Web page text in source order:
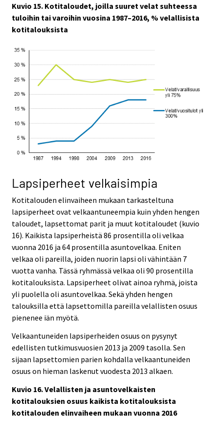
Kuvio 15. Kotitaloudet, joilla suuret velat suhteessa
tuloihin tai varoihin vuosina 1987–2016, % velallisista
kotitalouksista
Lapsiperheet velkaisimpia
Kotitalouden elinvaiheen mukaan tarkasteltuna
lapsiperheet ovat velkaantuneempia kuin yhden hengen
taloudet, lapsettomat parit ja muut kotitaloudet (kuvio
16). Kaikista lapsiperheistä 86 prosentilla oli velkaa
vuonna 2016 ja 64 prosentilla asuntovelkaa. Eniten
velkaa oli pareilla, joiden nuorin lapsi oli vähintään 7
vuotta vanha. Tässä ryhmässä velkaa oli 90 prosentilla
kotitalouksista. Lapsiperheet olivat ainoa ryhmä, joista
yli puolella oli asuntovelkaa. Sekä yhden hengen
talouksilla että lapsettomilla pareilla velallisten osuus
pienenee iän myötä.
Velkaantuneiden lapsiperheiden osuus on pysynyt
edellisten tutkimusvuosien 2013 ja 2009 tasolla. Sen
sijaan lapsettomien parien kohdalla velkaantuneiden
osuus on hieman laskenut vuodesta 2013 alkaen.
Kuvio 16. Velallisten ja asuntovelkaisten
kotitalouksien osuus kaikista kotitalouksista
kotitalouden elinvaiheen mukaan vuonna 2016